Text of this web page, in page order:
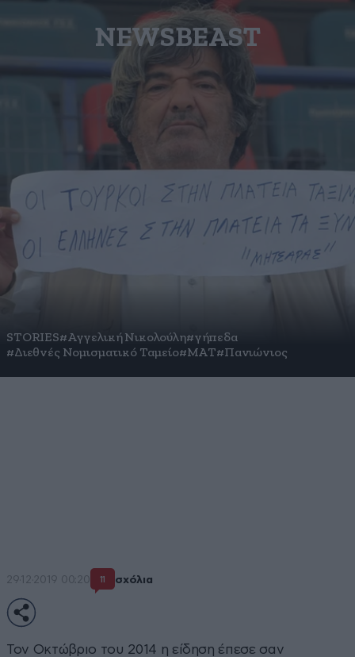
NEWSBEAST
STORIES#Αγγελική Νικολούλη#γήπεδα
#Διεθνές Νομισματικό Ταμείο#ΜΑΤ#Πανιώνιος
29·12·2019 00:20 11 σχόλια
Τον Οκτώβριο του 2014 η είδηση έπεσε σαν